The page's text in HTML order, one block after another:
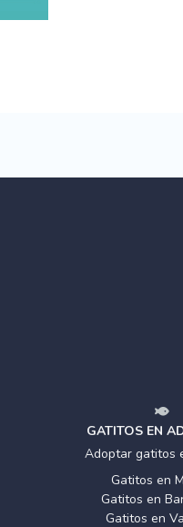
GATITOS EN
Adoptar gatitos
Gatitos en
Gatitos en
Gatitos en